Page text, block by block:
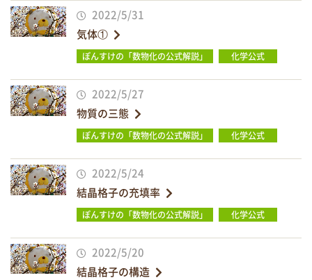
2022/5/31
気体①
ぽんすけの「数物化の公式解説」 化学公式
2022/5/27
物質の三態
ぽんすけの「数物化の公式解説」 化学公式
2022/5/24
結晶格子の充填率
ぽんすけの「数物化の公式解説」 化学公式
2022/5/20
結晶格子の構造